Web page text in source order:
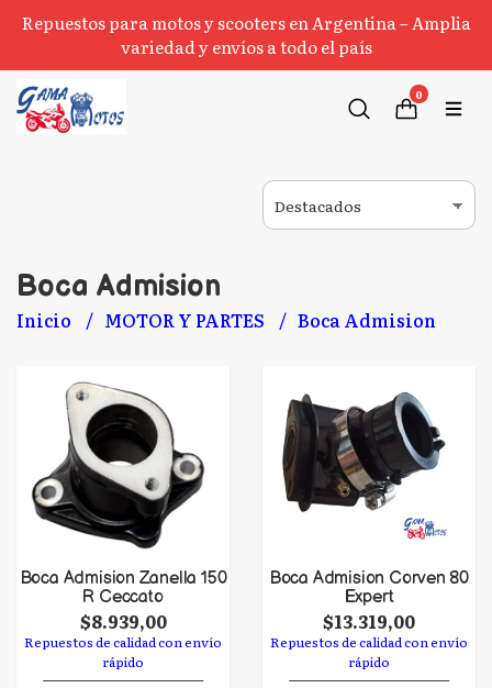
Repuestos para motos y scooters en Argentina – Amplia
variedad y envíos a todo el país
0
Boca Admision
Inicio MOTOR Y PARTES Boca Admision
Boca Admision Zanella 150
R Ceccato
$8.939,00
Repuestos de calidad con envío
rápido
Boca Admision Corven 80
Expert
$13.319,00
Repuestos de calidad con envío
rápido